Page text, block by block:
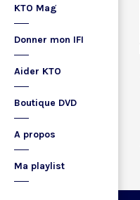
KTO Mag
Donner mon IFI
Aider KTO
Boutique DVD
A propos
Ma playlist